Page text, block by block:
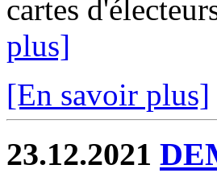
cartes
plus]
[En savoir plus]
23.12.2021